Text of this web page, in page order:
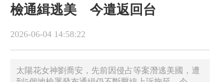
檢通緝逃美 今遣返回台
2026-06-04 14:58:22
太陽花女神劉喬安，先前因侵占等案潛逃美國，遭